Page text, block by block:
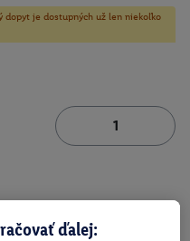
dopyt je dostupných už len niekoľko
ďalej: